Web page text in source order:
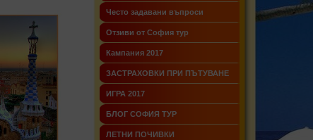
Често задавани въпроси
Отзиви от София тур
Кампания 2017
ЗАСТРАХОВКИ ПРИ ПЪТУВАНЕ
ИГРА 2017
БЛОГ СОФИЯ ТУР
ЛЕТНИ ПОЧИВКИ